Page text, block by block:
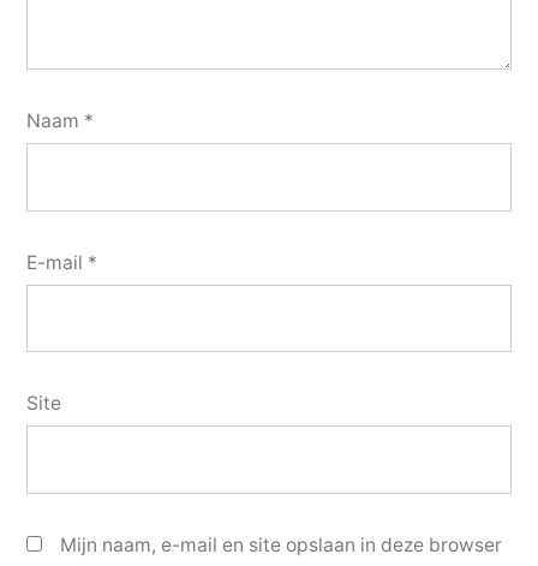
Naam *
E-mail *
Site
Mijn naam, e-mail en site opslaan in deze browser